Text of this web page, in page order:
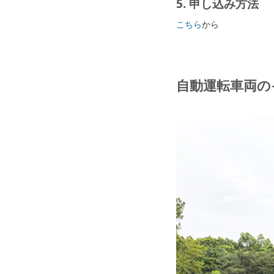
5. 申し込み方法
こちらから
自動運転車両